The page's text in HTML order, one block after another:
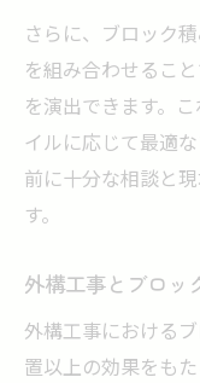
さらに、ブロック
を組み合わせるこ
を演出できます。
イルに応じて最適
前に十分な相談と
す。
外構工事とブロッ
外構工事における
置以上の効果をも